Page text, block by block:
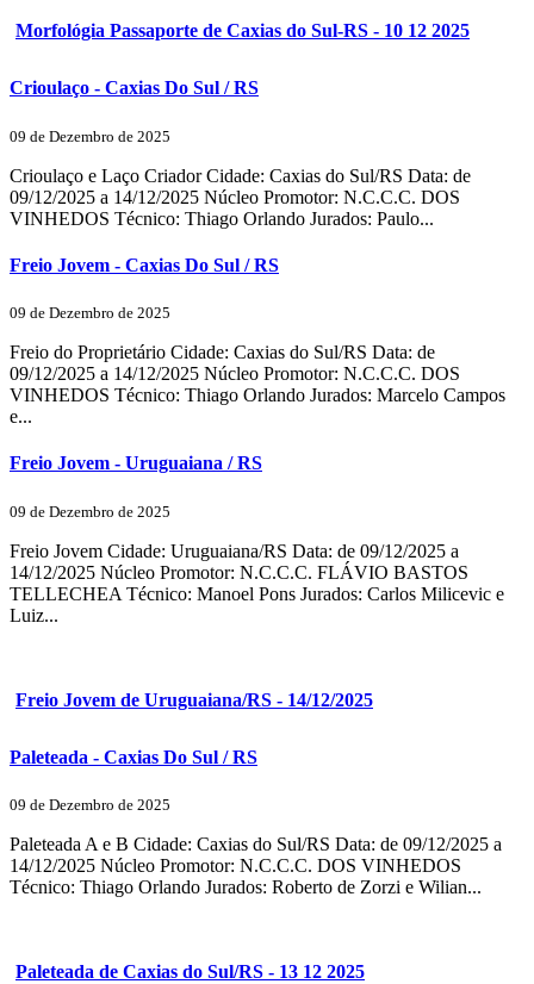
Morfológia Passaporte de Caxias do Sul-RS - 10 12 2025
Crioulaço - Caxias Do Sul / RS
09 de Dezembro de 2025
Crioulaço e Laço Criador Cidade: Caxias do Sul/RS Data: de
09/12/2025 a 14/12/2025 Núcleo Promotor: N.C.C.C. DOS
VINHEDOS Técnico: Thiago Orlando Jurados: Paulo...
Freio Jovem - Caxias Do Sul / RS
09 de Dezembro de 2025
Freio do Proprietário Cidade: Caxias do Sul/RS Data: de
09/12/2025 a 14/12/2025 Núcleo Promotor: N.C.C.C. DOS
VINHEDOS Técnico: Thiago Orlando Jurados: Marcelo Campos
e...
Freio Jovem - Uruguaiana / RS
09 de Dezembro de 2025
Freio Jovem Cidade: Uruguaiana/RS Data: de 09/12/2025 a
14/12/2025 Núcleo Promotor: N.C.C.C. FLÁVIO BASTOS
TELLECHEA Técnico: Manoel Pons Jurados: Carlos Milicevic e
Luiz...
Freio Jovem de Uruguaiana/RS - 14/12/2025
Paleteada - Caxias Do Sul / RS
09 de Dezembro de 2025
Paleteada A e B Cidade: Caxias do Sul/RS Data: de 09/12/2025 a
14/12/2025 Núcleo Promotor: N.C.C.C. DOS VINHEDOS
Técnico: Thiago Orlando Jurados: Roberto de Zorzi e Wilian...
Paleteada de Caxias do Sul/RS - 13 12 2025